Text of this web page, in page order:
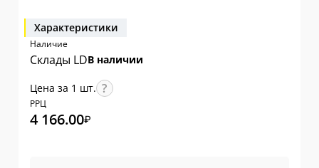
Характеристики
Наличие
Склады LDВ наличии
Цена за 1 шт.
РРЦ
4 166.00₽